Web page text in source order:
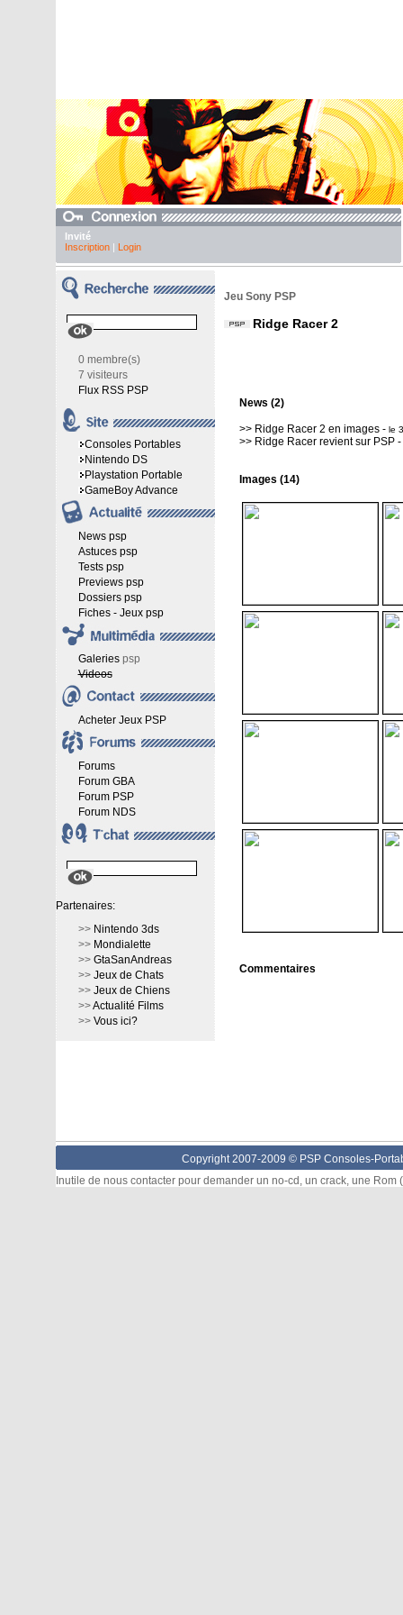
Invité
Inscription| Login
0 membre(s)
7 visiteurs
Flux RSS PSP
Consoles Portables
Nintendo DS
Playstation Portable
GameBoy Advance
News psp
Astuces psp
Tests psp
Previews psp
Dossiers psp
Fiches - Jeux psp
Galeriespsp
Videos
Acheter Jeux PSP
Forums
Forum GBA
Forum PSP
Forum NDS
Partenaires:
>> Nintendo 3ds
>> Mondialette
>> GtaSanAndreas
>> Jeux de Chats
>> Jeux de Chiens
>>Actualité Films
>> Vous ici?
Jeu Sony PSP
Ridge Racer 2
News (2)
>> Ridge Racer 2 en images - le
>> Ridge Racer revient sur PSP -
Images (14)
Commentaires
Copyright 2007-2009 © PSP Consoles-
Inutile de nous contacter pour demander un no-cd, un crack, une